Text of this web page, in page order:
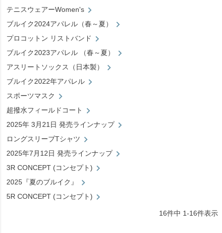
テニスウェアーWomen's
ブルイク2024アパレル（春～夏）
プロコットン リストバンド
ブルイク2023アパレル （春～夏）
アスリートソックス（日本製）
ブルイク2022年アパレル
スポーツマスク
超撥水フィールドコート
2025年 3月21日 発売ラインナップ
ロングスリーブTシャツ
2025年7月12日 発売ラインナップ
3R CONCEPT (コンセプト)
2025『夏のブルイク』
5R CONCEPT (コンセプト)
16件中 1-16件表示